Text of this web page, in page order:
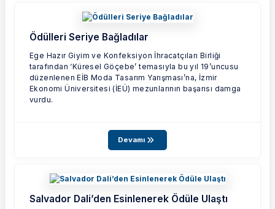
Ödülleri Seriye Bağladılar
Ege Hazır Giyim ve Konfeksiyon İhracatçıları Birliği
tarafından ‘Küresel Göçebe’ temasıyla bu yıl 19’uncusu
düzenlenen EİB Moda Tasarım Yarışması’na, İzmir
Ekonomi Üniversitesi (İEÜ) mezunlarının başarısı damga
vurdu.
Devamı
Salvador Dali’den Esinlenerek Ödüle Ulaştı